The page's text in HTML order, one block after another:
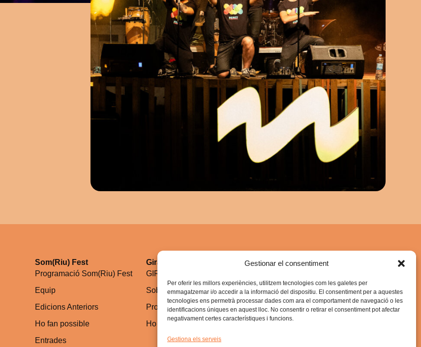
Gestionar el consentiment
Per oferir les millors experiències, utilitzem tecnologies com les galetes per
emmagatzemar i/o accedir a la informació del dispositiu. El consentiment per a aquestes
tecnologies ens permetrà processar dades com ara el comportament de navegació o les
identificacions úniques en aquest lloc. No consentir o retirar el consentiment pot afectar
negativament certes característiques i funcions.
Gestiona els serveis
Som(Riu) Fest
Programació Som(Riu) Fest
Equip
Edicions Anteriors
Ho fan possible
Entrades
GiraDegoteig
GIRADEGOTEIG
Sobre la gira
Programació (Gira)
Ho fan possible Gira
Enllaços ràpids
GIRADEGOTEIG 2025
Política de privadesa